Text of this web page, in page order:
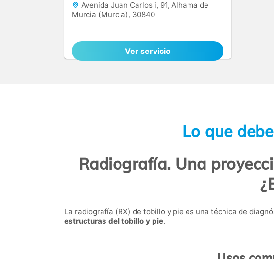
Avenida Juan Carlos i, 91, Alhama de
Murcia (Murcia), 30840
Ver servicio
Lo que
Radiografía. Una
La radiografía (RX) de tobillo y pie es una técnica de
estructuras del tobillo y pie.